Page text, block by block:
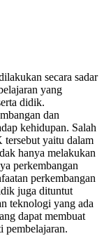
secara sadar
yang
didik.
dan
kehidupan. Salah
tersebut yaitu dalam
hanya melakukan
perkembangan
perkembangan
juga dituntut
teknologi yang ada
dapat membuat
pembelajaran.